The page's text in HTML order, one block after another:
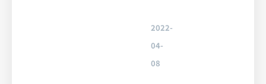
2022-
04-
08